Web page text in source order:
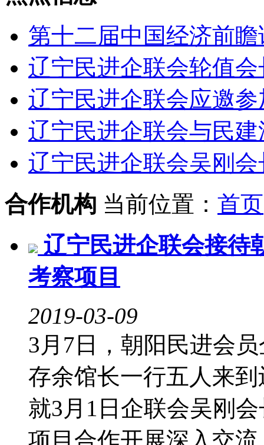
第十二届中国经济前
辽宁民进企联会轮值
辽宁民进企联会应邀
辽宁民进企联会与民
辽宁民进企联会吴刚
合作机构 当前位置： 首页
辽宁民进企联会接待
考察项目
2019-03-09
3月7日，朝阳民进会
存余馆长一行五人来
就3月1日企联会吴刚